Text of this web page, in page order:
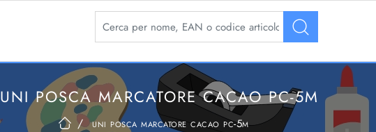
La modifica di un filtro aggiorna automaticamente gli altri
UNI POSCA MARCATORE CACAO PC-5M
uni posca marcatore cacao pc-5m